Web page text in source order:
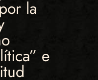
la
e